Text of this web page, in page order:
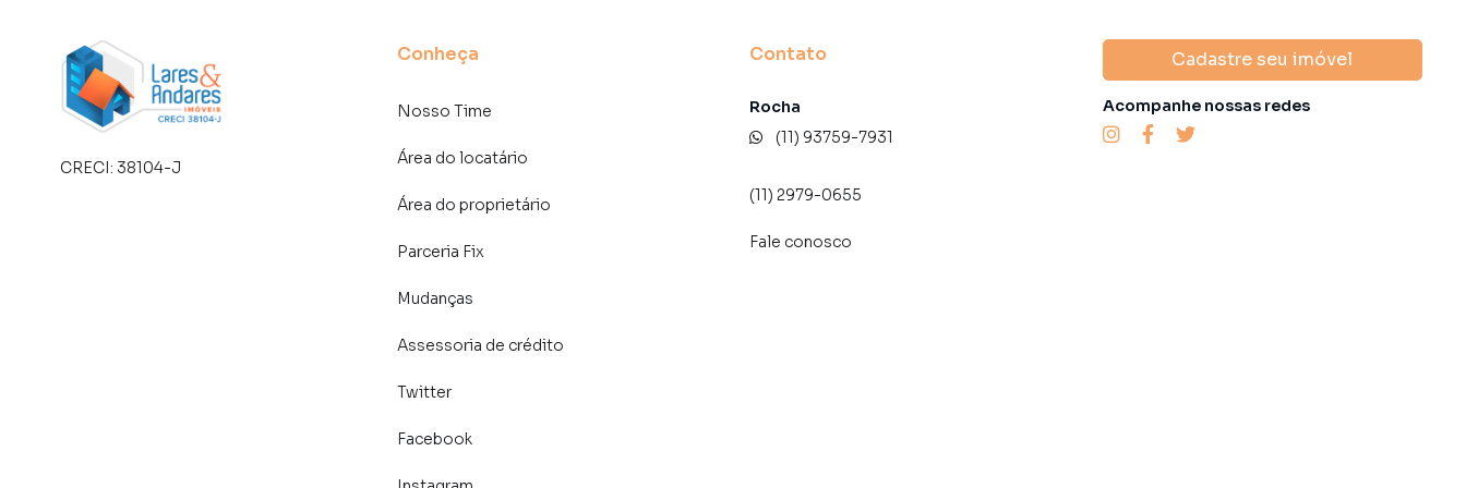
CRECI: 38104-J
Conheça
Nosso Time
Área do locatário
Área do proprietário
Parceria Fix
Mudanças
Assessoria de crédito
Twitter
Facebook
Contato
Rocha
(11) 93759-7931
(11) 2979-0655
Fale conosco
Cadastre seu imóvel
Acompanhe nossas redes